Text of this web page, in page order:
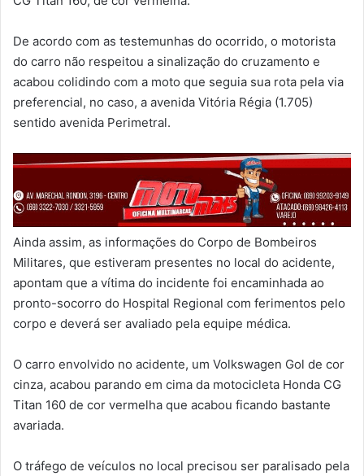
De acordo com as testemunhas do ocorrido, o motorista
do carro não respeitou a sinalização do cruzamento e
acabou colidindo com a moto que seguia sua rota pela via
preferencial, no caso, a avenida Vitória Régia (1.705)
sentido avenida Perimetral.
Ainda assim, as informações do Corpo de Bombeiros
Militares, que estiveram presentes no local do acidente,
apontam que a vítima do incidente foi encaminhada ao
pronto-socorro do Hospital Regional com ferimentos pelo
corpo e deverá ser avaliado pela equipe médica.
O carro envolvido no acidente, um Volkswagen Gol de cor
cinza, acabou parando em cima da motocicleta Honda CG
Titan 160 de cor vermelha que acabou ficando bastante
avariada.
O tráfego de veículos no local precisou ser paralisado pela